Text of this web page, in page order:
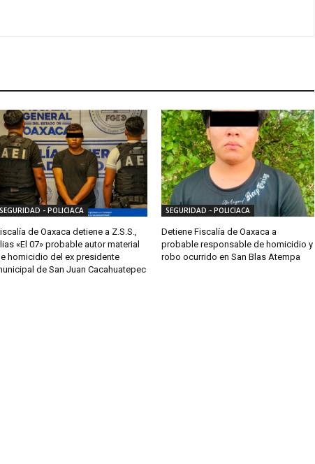
SEGURIDAD - POLICIACA
de Oaxaca detiene a Z.S.S.,
«El 07» probable autor material
homicidio del ex presidente
de San Juan Cacahuatepec
SEGURIDAD - POLICIACA
Detiene Fiscalía de Oaxaca a
probable responsable de homicidio y
robo ocurrido en San Blas Atempa